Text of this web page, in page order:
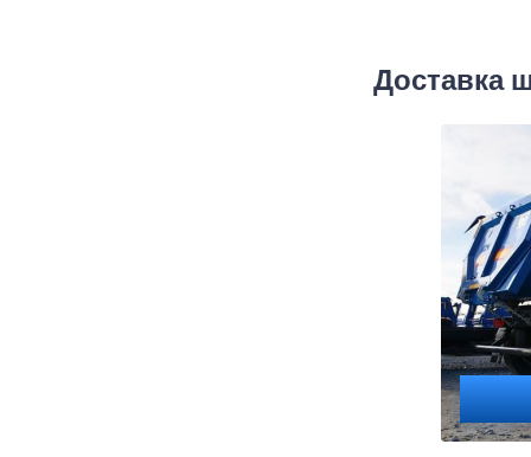
Доставка